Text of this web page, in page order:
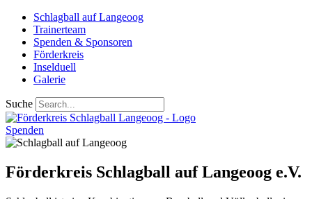
Schlagball auf Langeoog
Trainerteam
Spenden & Sponsoren
Förderkreis
Inselduell
Galerie
Suche
Spenden
Förderkreis Schlagball auf Langeoog e.V.